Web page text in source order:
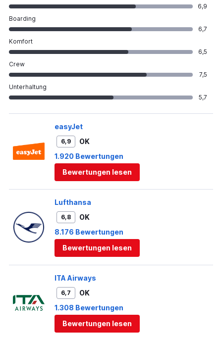
6,9
Boarding
6,7
Komfort
6,5
Crew
7,5
Unterhaltung
5,7
easyJet
6,9
OK
1.920 Bewertungen
Bewertungen lesen
Lufthansa
6,8
OK
8.176 Bewertungen
Bewertungen lesen
ITA Airways
6,7
OK
1.308 Bewertungen
Bewertungen lesen